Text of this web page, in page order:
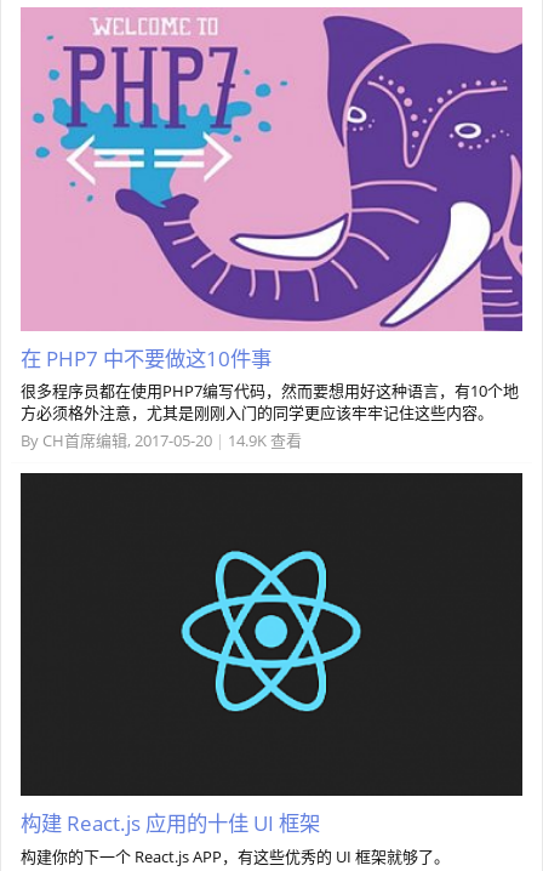
在 PHP7 中不要做这10件事
很多程序员都在使用PHP7编写代码，然而要想用好这种语言，有10个地
方必须格外注意，尤其是刚刚入门的同学更应该牢牢记住这些内容。
By CH首席编辑, 2017-05-20 | 14.9K 查看
构建 React.js 应用的十佳 UI 框架
构建你的下一个 React.js APP，有这些优秀的 UI 框架就够了。